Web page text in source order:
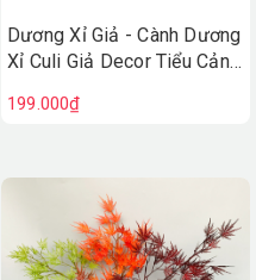
Dương Xỉ Giả - Cành Dương
Xỉ Culi Giả Decor Tiểu Cảnh
199.000₫